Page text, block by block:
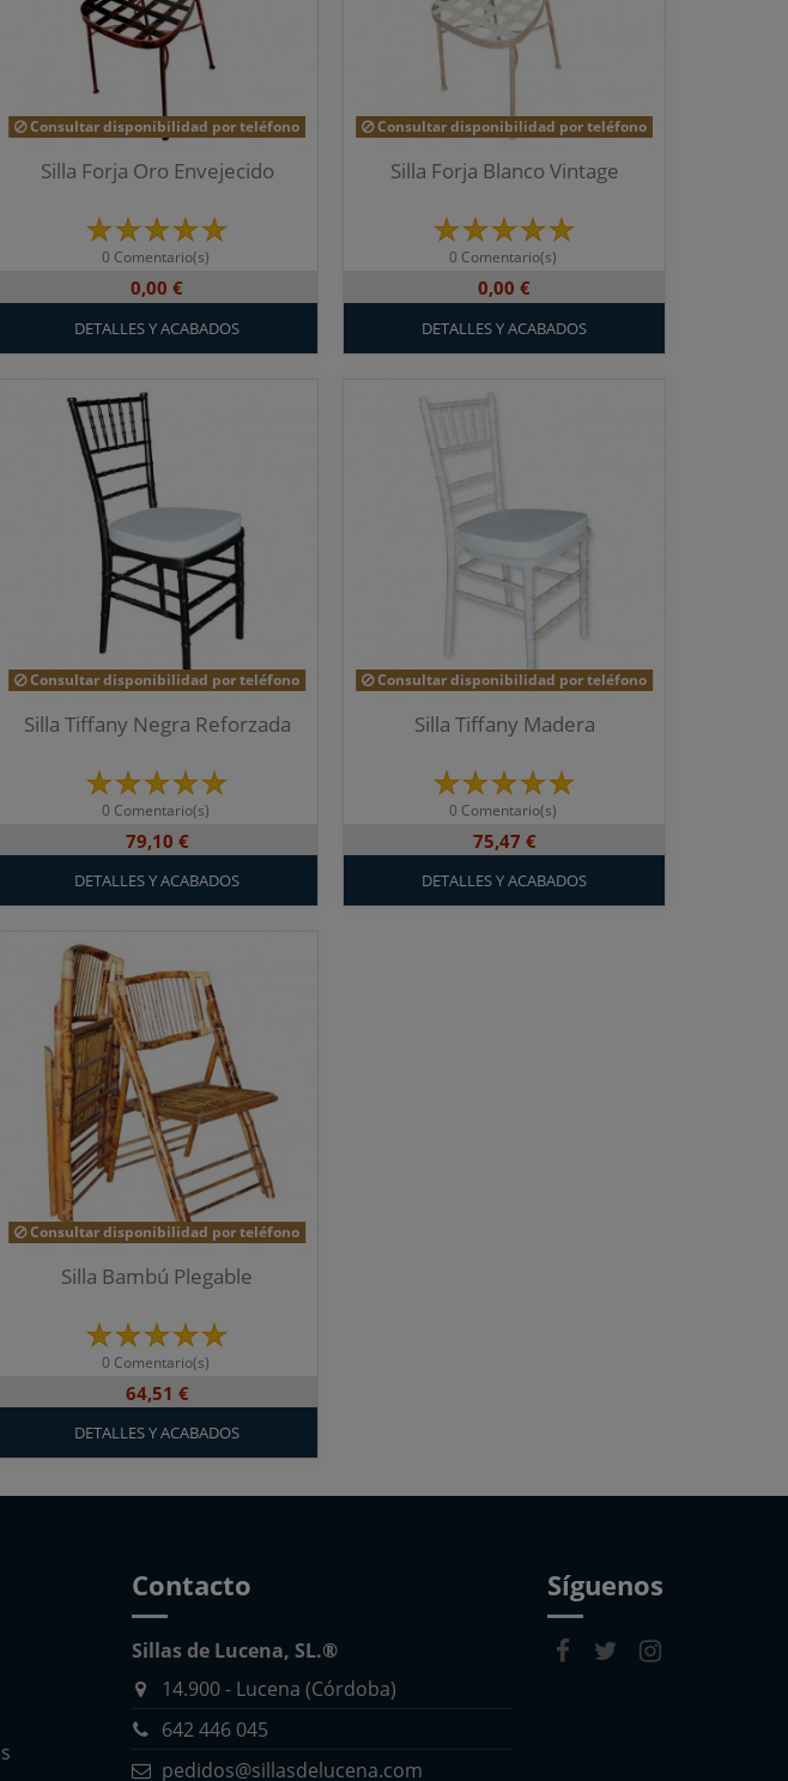
Consultar disponibilidad por teléfono
Silla Forja Oro Envejecido
0 Comentario(s)
0,00 €
DETALLES Y ACABADOS
Consultar disponibilidad por teléfono
Silla Forja Blanco Vintage
0 Comentario(s)
0,00 €
DETALLES Y ACABADOS
Consultar disponibilidad por teléfono
Silla Tiffany Negra Reforzada
0 Comentario(s)
79,10 €
DETALLES Y ACABADOS
Consultar disponibilidad por teléfono
Silla Tiffany Madera
0 Comentario(s)
75,47 €
DETALLES Y ACABADOS
Consultar disponibilidad por teléfono
Silla Bambú Plegable
0 Comentario(s)
64,51 €
DETALLES Y ACABADOS
Contacto
Sillas de Lucena, SL.®
14.900 - Lucena (Córdoba)
642 446 045
pedidos@sillasdelucena.com
Síguenos